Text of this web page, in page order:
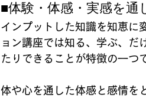
■体験・体感・実感を
インプットした知識を知恵に
ョン講座では知る、学ぶ、だ
たりできることが特徴の一つ
体や心を通した体感と感情を